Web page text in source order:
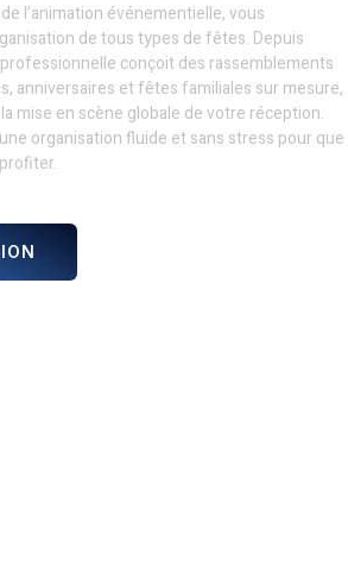
l’animation événementielle, vous
de tous types de fêtes. Depuis
conçoit des rassemblements
anniversaires et fêtes familiales sur mesure,
mise en scène globale de votre réception.
organisation fluide et sans stress pour que